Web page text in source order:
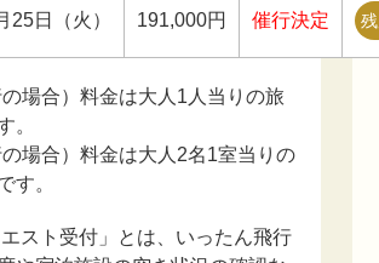
25日（火） 191,000円 催行決定
場合）料金は大人1人当りの旅
。
場合）料金は大人2名1室当りの
す。
スト受付」とは、いったん飛行